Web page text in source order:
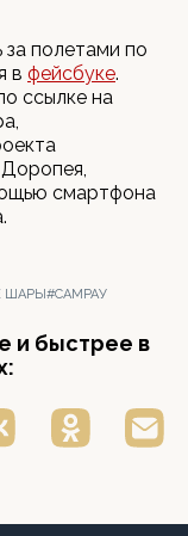
полетами по
в фейсбуке.
ссылке на
смартфона
ШАРЫ#САМРАУ
и быстрее в